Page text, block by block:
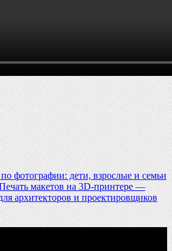
фотографии: дети, взрослые и семьи
макетов на 3D-принтере —
архитекторов и проектировщиков